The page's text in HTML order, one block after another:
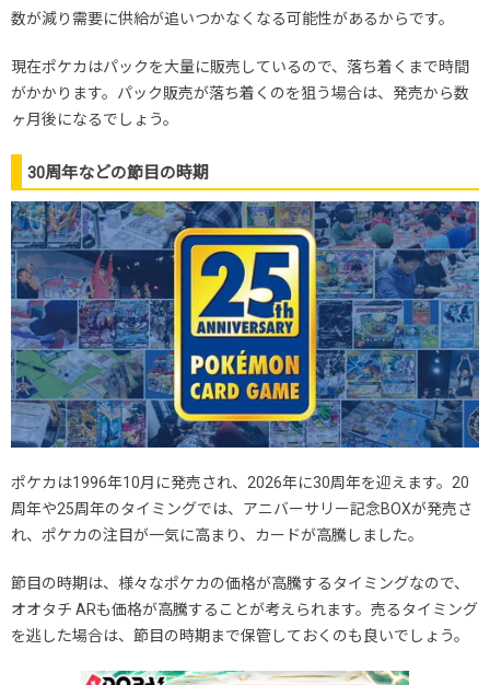
数が減り需要に供給が追いつかなくなる可能性があるからです。
現在ポケカはパックを大量に販売しているので、落ち着くまで時間
がかかります。パック販売が落ち着くのを狙う場合は、発売から数
ヶ月後になるでしょう。
30周年などの節目の時期
ポケカは1996年10月に発売され、2026年に30周年を迎えます。20
周年や25周年のタイミングでは、アニバーサリー記念BOXが発売さ
れ、ポケカの注目が一気に高まり、カードが高騰しました。
節目の時期は、様々なポケカの価格が高騰するタイミングなので、
オオタチ ARも価格が高騰することが考えられます。売るタイミング
を逃した場合は、節目の時期まで保管しておくのも良いでしょう。